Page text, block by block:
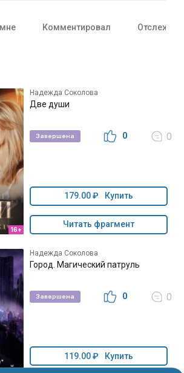
Комментировал
16+
Надежда Соколова
Две души
Завершена 0 0
179.00 ₽ Купить
Читать фрагмент
Надежда Соколова
Город. Магический патруль
Завершена 0 0
119.00 ₽ Купить